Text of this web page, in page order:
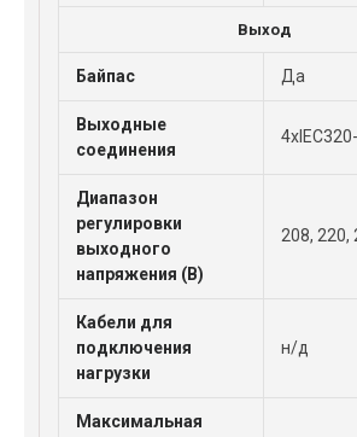
Выход
Байпас Да
Выходные
соединения
Диапазон
регулировки
выходного
напряжения (В)
208, 220,
Кабели для
подключения
нагрузки
н/д
Максимальная